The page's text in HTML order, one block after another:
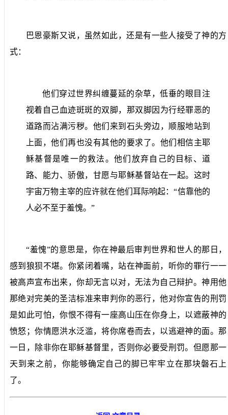
巴恩豪斯又说，虽然如此，还是有一些人接受了神的方
式：
他们穿过世界纠缠蔓延的杂草，低垂的眼目注
视着自己血迹斑斑的双脚，那双脚因为行经罪恶的
道路而沾满污秽。他们来到石头旁边，顺服地站到
上面，他们再也没有其他的要求了。他们相信主耶
稣基督是唯一的救法。他们放弃自己的目标、道
路、能力、骄傲，甘愿与耶稣基督站在一起。这时
宇宙万物主宰的应许就在他们耳际响起：“信靠他的
人必不至于羞愧。”
“羞愧”的意思是，你在神最后审判世界和世人的那日，
感到狼狈不堪。你紧闭着嘴，站在神面前，听你的罪行一一
被高声宣布出来，你却无言以对，无法为自己辩护。神用他
那绝对完美的圣洁标准来审判你的恶行，他对你宣告的刑罚
是如此可怕，你恨不得有一座高山压在你身上，以遮蔽神的
愤怒；你情愿洪水泛滥，将你席卷而去，以逃避神的面。那
一日，除非你在耶稣基督里，否则你必要受刑罚。但愿那一
天到来之前，你能够确定自己的脚已牢牢立在那块磐石上
了。